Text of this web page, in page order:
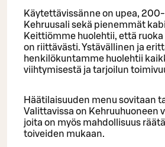
Käytettävissänne on upea,
Kehruusali sekä pienemmät
Keittiömme huolehtii, että ruoka
on riittävästi. Ystävällinen ja
henkilökuntamme huolehtii
viihtymisestä ja tarjoilun
Häätilaisuuden menu sovitaan
Valittavissa on Kehruuhuoneen
joita on myös mahdollisuus
toiveiden mukaan.